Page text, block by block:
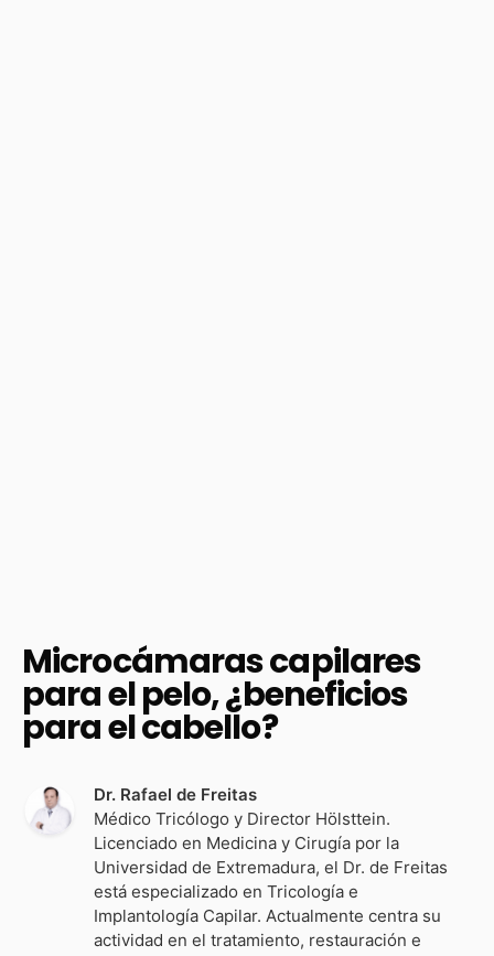
Microcámaras capilares
para el pelo, ¿beneficios
para el cabello?
Dr. Rafael de Freitas
Médico Tricólogo y Director Hölsttein.
Licenciado en Medicina y Cirugía por la
Universidad de Extremadura, el Dr. de Freitas
está especializado en Tricología e
Implantología Capilar. Actualmente centra su
actividad en el tratamiento, restauración e